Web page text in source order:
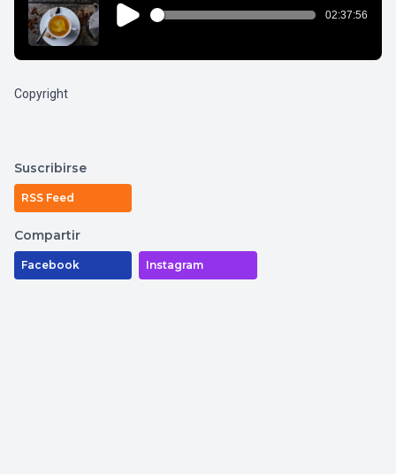
Copyright
Suscribirse
RSS Feed
Compartir
Facebook Instagram